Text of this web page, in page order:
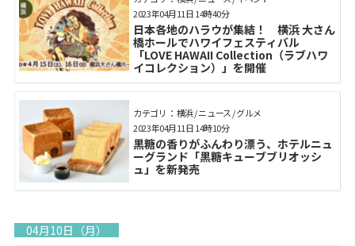
日本各地のハラウが集結！ 横浜 大さん
橋ホールでハワイフェスティバル
「LOVE HAWAII Collection（ラブハワ
イコレクション）」を開催
2023年04月11日 14時40分
カテゴリ： 横浜 / ニュース / グルメ
黒糖の香りがふんわり漂う、ホテルニュ
ーグランド「黒糖キューブブリオッシ
ュ」を新発売
2023年04月11日 14時10分
04月10日（月）